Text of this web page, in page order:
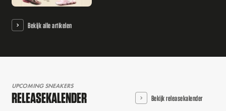
Bekijk alle artikelen
UPCOMING SNEAKERS
RELEASEKALENDER Bekijk releasekalender